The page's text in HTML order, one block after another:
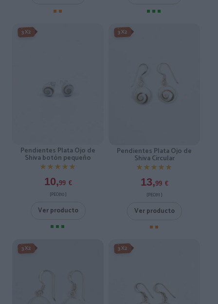
3X2
Pendientes Plata Ojo de
Shiva botón pequeño
★★★★★
★★★★★
10,99 €
[PEOJ10 ]
Ver producto
3X2
Pendientes Plata Ojo de
Shiva Circular
★★★★★
★★★★★
13,99 €
[PEOJ11 ]
Ver producto
3X2 3X2